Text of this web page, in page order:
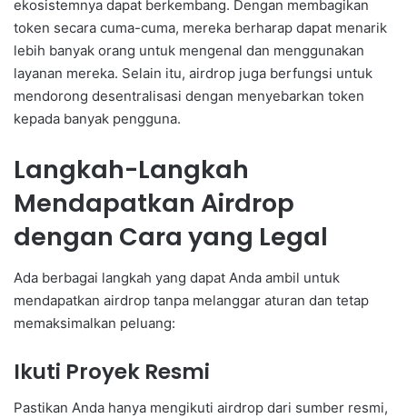
ekosistemnya dapat berkembang. Dengan membagikan
token secara cuma-cuma, mereka berharap dapat menarik
lebih banyak orang untuk mengenal dan menggunakan
layanan mereka. Selain itu, airdrop juga berfungsi untuk
mendorong desentralisasi dengan menyebarkan token
kepada banyak pengguna.
Langkah-Langkah
Mendapatkan Airdrop
dengan Cara yang Legal
Ada berbagai langkah yang dapat Anda ambil untuk
mendapatkan airdrop tanpa melanggar aturan dan tetap
memaksimalkan peluang:
Ikuti Proyek Resmi
Pastikan Anda hanya mengikuti airdrop dari sumber resmi,